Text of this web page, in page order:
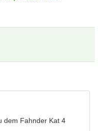
dem Fahnder Kat 4